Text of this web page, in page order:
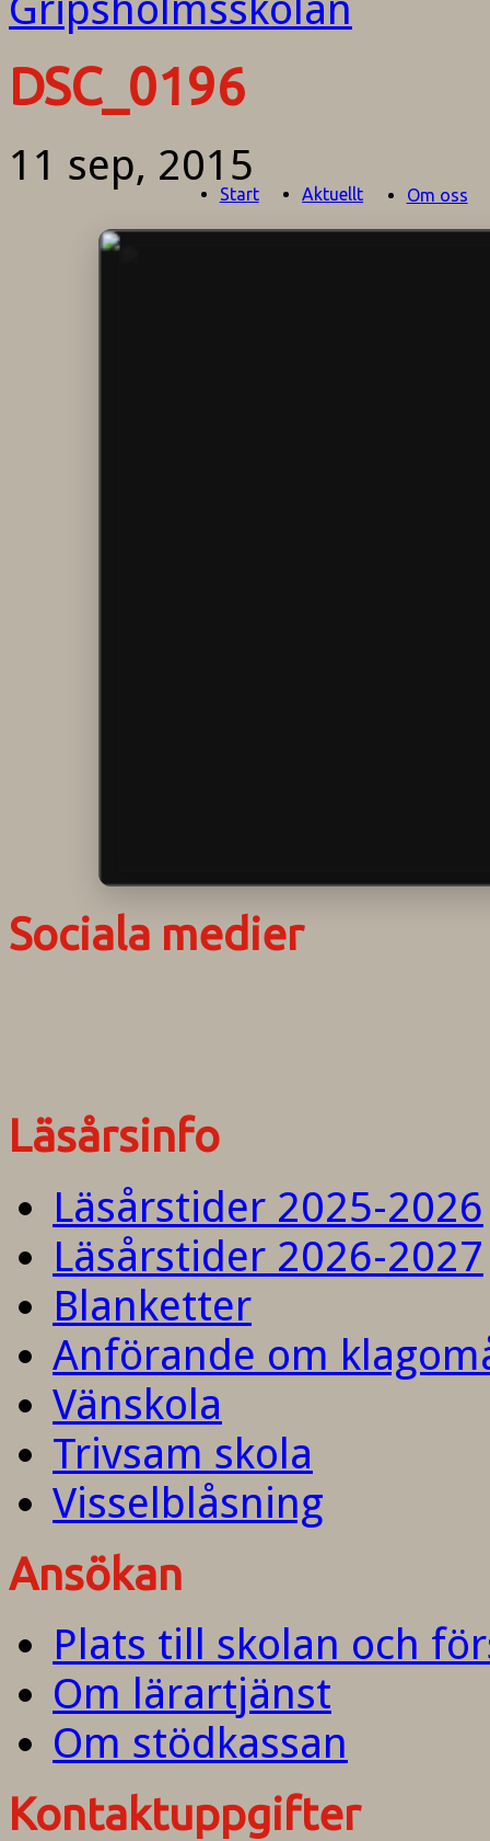
Start Aktuellt Om oss
DSC_0196
11 sep, 2015
Sociala medier
Läsårsinfo
Läsårstider 2025-2026
Läsårstider 2026-2027
Blanketter
Anförande om
Vänskola
Trivsam skola
Visselblåsning
Ansökan
Plats till skolan och
Om lärartjänst
Om stödkassan
Kontaktuppgifter